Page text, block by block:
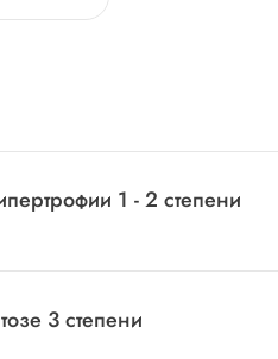
1 - 2 степени
3 степени